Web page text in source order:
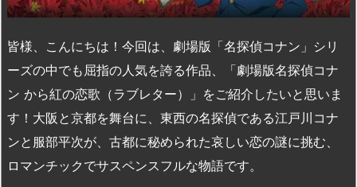
皆様、こんにちは！今回は、劇場版「名探偵コナン」シリ
ーズの中でも屈指の人気を誇る作品、「劇場版名探偵コナ
ン から紅の恋歌（ラブレター）」をご紹介したいと思いま
す！大阪と京都を舞台に、東西の名探偵である江戸川コナ
ンと服部平次が、古都に秘められた哀しい恋の謎に挑む、
ロマンチックでサスペンスフルな物語です。